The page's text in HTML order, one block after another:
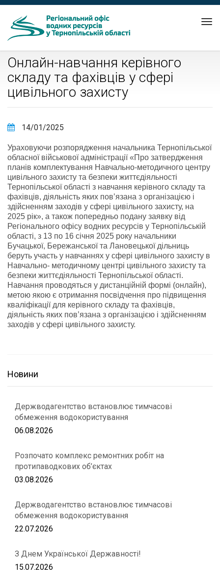
Онлайн-навчання керівного
складу та фахівців у сфері
цивільного захисту
14/01/2025
Ураховуючи розпорядження начальника Тернопільської
обласної військової адміністрації «Про затвердження
планів комплектування Навчально-методичного центру
цивільного захисту та безпеки життєдіяльності
Тернопільської області з навчання керівного складу та
фахівців, діяльність яких пов’язана з організацією і
здійсненням заходів у сфері цивільного захисту, на
2025 рік», а також попередньо подану заявку від
Регіонального офісу водних ресурсів у Тернопільській
області, з 13 по 16 січня 2025 року начальники
Бучацької, Бережанської та Лановецької дільниць
беруть участь у навчаннях у сфері цивільного захисту в
Навчально- методичному центрі цивільного захисту та
безпеки життєдіяльності Тернопільської області.
Навчання проводяться у дистанційній формі (онлайн),
метою якою є отримання посвідчення про підвищення
кваліфікації для керівного складу та фахівців,
діяльність яких пов’язана з організацією і здійсненням
заходів у сфері цивільного захисту.
Новини
Держводагентство встановлює тимчасові
обмеження водокористування
06.08.2026
Розпочато комплекс ремонтних робіт на
протипаводкових об’єктах
03.08.2026
Держводагентство встановлює тимчасові
обмеження водокористування
22.07.2026
З Днем Української Державності!
15.07.2026